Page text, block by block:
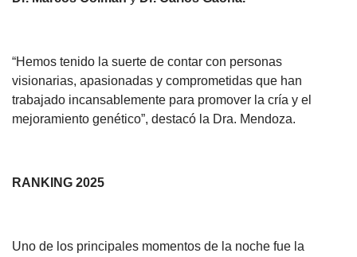
“Hemos tenido la suerte de contar con personas
visionarias, apasionadas y comprometidas que han
trabajado incansablemente para promover la cría y el
mejoramiento genético”, destacó la Dra. Mendoza.
RANKING 2025
Uno de los principales momentos de la noche fue la